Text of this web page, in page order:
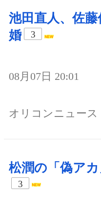
池田直人、佐
婚
3
08月07日 20:01
オリコンニュース
松潤の「偽ア
3